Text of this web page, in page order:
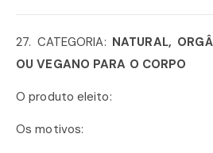
27. CATEGORIA: NATURAL,
OU VEGANO PARA O CORPO
O produto eleito:
Os motivos: